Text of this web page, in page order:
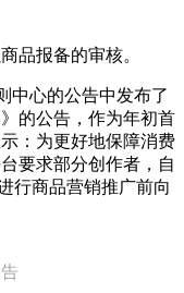
品报备的审核。
中心的公告中发布了
的公告，作为年初首
：为更好地保障消费
要求部分创作者，自
行商品营销推广前向